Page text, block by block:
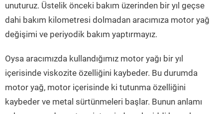
unuturuz. Üstelik önceki bakım üzerinden bir yıl geçse
dahi bakım kilometresi dolmadan aracımıza motor yağ
değişimi ve periyodik bakım yaptırmayız.
Oysa aracımızda kullandığımız motor yağı bir yıl
içerisinde viskozite özelliğini kaybeder. Bu durumda
motor yağ, motor içerisinde ki tutunma özelliğini
kaybeder ve metal sürtünmeleri başlar. Bunun anlamı